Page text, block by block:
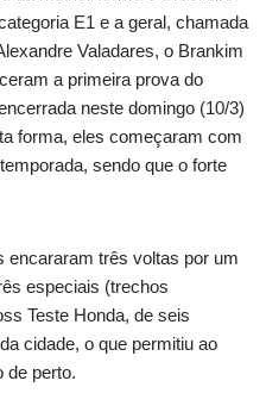
E1 e a geral, chamada
Valadares, o Brankim
a primeira prova do
neste domingo (10/3)
forma, eles começaram com
sendo que o forte
encararam três voltas por um
especiais (trechos
Teste Honda, de seis
cidade, o que permitiu ao
de perto.